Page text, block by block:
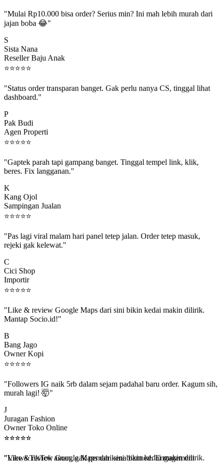
jajan boba 😂"
Sista Nana
Reseller Baju Anak
⭐⭐⭐⭐⭐
dashboard."
Pak Budi
Agen Properti
⭐⭐⭐⭐⭐
beres. Fix langganan."
Kang Ojol
Sampingan Jualan
⭐⭐⭐⭐⭐
rejeki gak kelewat."
Cici Shop
Importir
⭐⭐⭐⭐⭐
Mantap Socio.id!"
Bang Jago
Owner Kopi
⭐⭐⭐⭐ ⭐
murah lagi! 🤯"
Juragan Fashion
Owner Toko Online
⭐⭐⭐⭐ ⭐
beneran naik, algoritma suka."